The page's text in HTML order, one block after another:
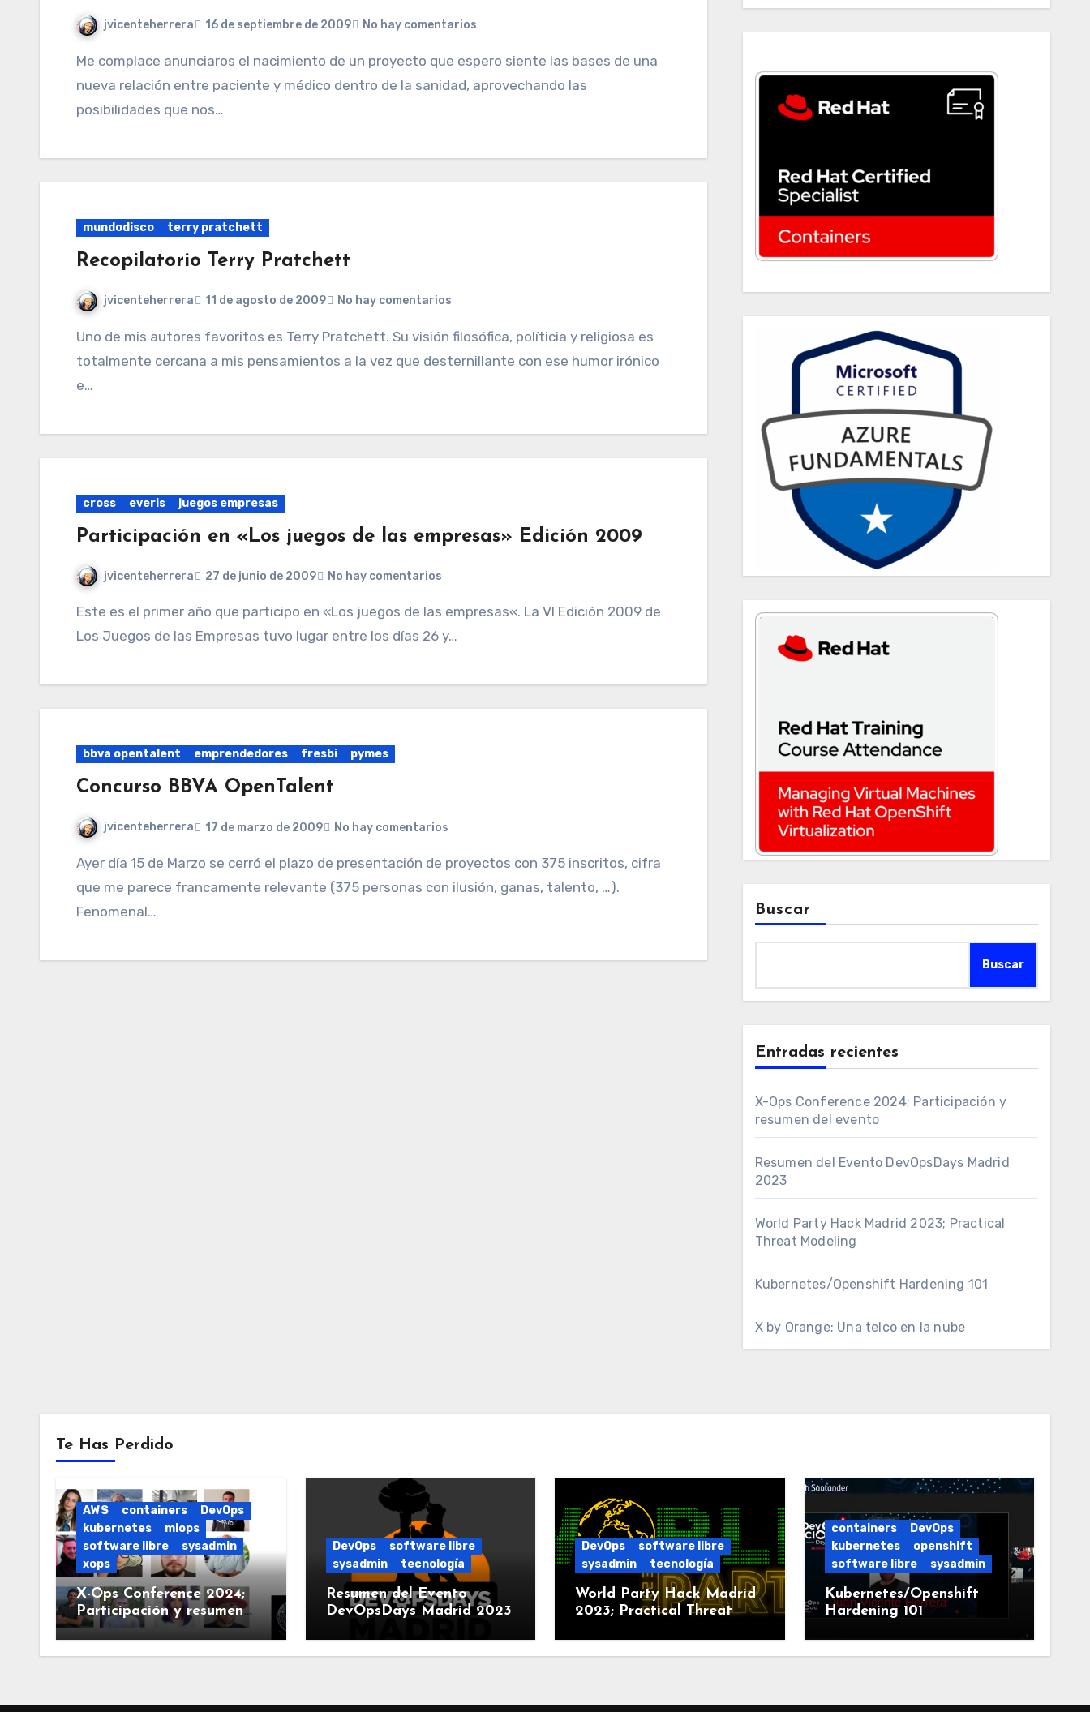
jvicenteherrera 16 de septiembre de 2009 No hay comentarios
Me complace anunciaros el nacimiento de un proyecto que espero siente las bases de una
nueva relación entre paciente y médico dentro de la sanidad, aprovechando las
posibilidades que nos…
mundodisco terry pratchett
Recopilatorio Terry Pratchett
jvicenteherrera 11 de agosto de 2009 No hay comentarios
Uno de mis autores favoritos es Terry Pratchett. Su visión filosófica, políticia y religiosa es
totalmente cercana a mis pensamientos a la vez que desternillante con ese humor irónico
e…
cross everis juegos empresas
Participación en «Los juegos de las empresas» Edición 2009
jvicenteherrera 27 de junio de 2009 No hay comentarios
Este es el primer año que participo en «Los juegos de las empresas«. La VI Edición 2009 de
Los Juegos de las Empresas tuvo lugar entre los días 26 y…
bbva opentalent emprendedores fresbi pymes
Concurso BBVA OpenTalent
jvicenteherrera 17 de marzo de 2009 No hay comentarios
Ayer día 15 de Marzo se cerró el plazo de presentación de proyectos con 375 inscritos, cifra
que me parece francamente relevante (375 personas con ilusión, ganas, talento, …).
Fenomenal…
Buscar
Buscar
Entradas recientes
X-Ops Conference 2024; Participación y
resumen del evento
Resumen del Evento DevOpsDays Madrid
2023
World Party Hack Madrid 2023; Practical
Threat Modeling
Kubernetes/Openshift Hardening 101
X by Orange; Una telco en la nube
Te Has Perdido
AWS containers
DevOps
kubernetes
mlops
software libre
sysadmin
xops
X-Ops Conference 2024;
Participación y resumen
del evento
DevOps
software libre
sysadmin
tecnología
Resumen del Evento
DevOpsDays Madrid 2023
DevOps
software libre
sysadmin
tecnología
World Party Hack Madrid
2023; Practical Threat
containers
DevOps
kubernetes
openshift
software libre
sysadmin
Kubernetes/Openshift
Hardening 101